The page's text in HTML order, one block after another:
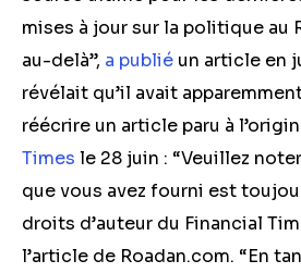
mises à jour sur la politique au
au-delà”, a publié un article en
révélait qu’il avait
réécrire un article paru à
Times le 28 juin : “Veuillez
que vous avez fourni est
droits d’auteur du Financial
l’article de Roadan.com. “En